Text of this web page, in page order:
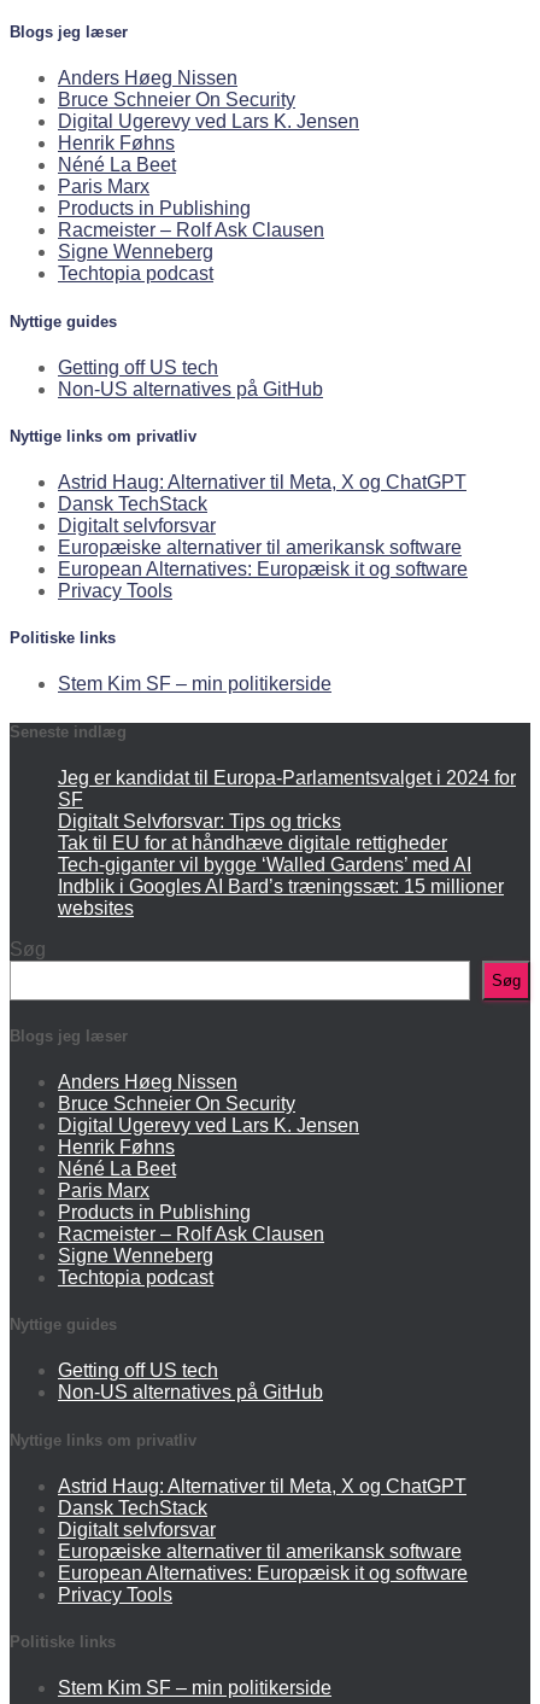
Blogs jeg læser
Anders Høeg Nissen
Bruce Schneier On Security
Digital Ugerevy ved Lars K. Jensen
Henrik Føhns
Néné La Beet
Paris Marx
Products in Publishing
Racmeister – Rolf Ask Clausen
Signe Wenneberg
Techtopia podcast
Nyttige guides
Getting off US tech
Non-US alternatives på GitHub
Nyttige links om privatliv
Astrid Haug: Alternativer til Meta, X og ChatGPT
Dansk TechStack
Digitalt selvforsvar
Europæiske alternativer til amerikansk software
European Alternatives: Europæisk it og software
Privacy Tools
Politiske links
Stem Kim SF – min politikerside
Seneste indlæg
Jeg er kandidat til Europa-Parlamentsvalget i 2024 for
SF
Digitalt Selvforsvar: Tips og tricks
Tak til EU for at håndhæve digitale rettigheder
Tech-giganter vil bygge ‘Walled Gardens’ med AI
Indblik i Googles AI Bard’s træningssæt: 15 millioner
websites
Søg
Søg
Blogs jeg læser
Anders Høeg Nissen
Bruce Schneier On Security
Digital Ugerevy ved Lars K. Jensen
Henrik Føhns
Néné La Beet
Paris Marx
Products in Publishing
Racmeister – Rolf Ask Clausen
Signe Wenneberg
Techtopia podcast
Nyttige guides
Getting off US tech
Non-US alternatives på GitHub
Nyttige links om privatliv
Astrid Haug: Alternativer til Meta, X og ChatGPT
Dansk TechStack
Digitalt selvforsvar
Europæiske alternativer til amerikansk software
European Alternatives: Europæisk it og software
Privacy Tools
Politiske links
Stem Kim SF – min politikerside